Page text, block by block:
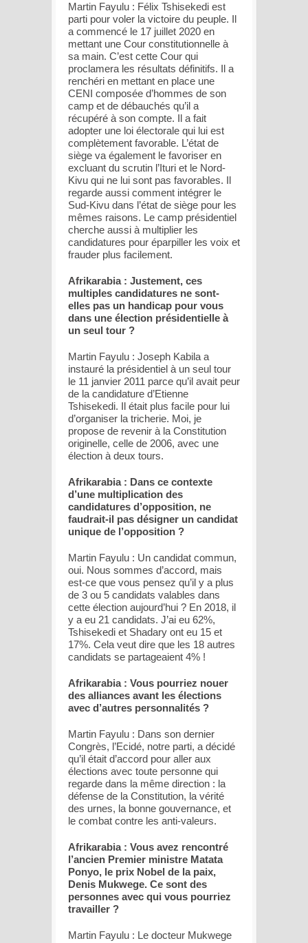
Martin Fayulu : Félix Tshisekedi est
parti pour voler la victoire du peuple. Il
a commencé le 17 juillet 2020 en
mettant une Cour constitutionnelle à
sa main. C’est cette Cour qui
proclamera les résultats définitifs. Il a
renchéri en mettant en place une
CENI composée d’hommes de son
camp et de débauchés qu’il a
récupéré à son compte. Il a fait
adopter une loi électorale qui lui est
complètement favorable. L’état de
siège va également le favoriser en
excluant du scrutin l’Ituri et le Nord-
Kivu qui ne lui sont pas favorables. Il
regarde aussi comment intégrer le
Sud-Kivu dans l’état de siège pour les
mêmes raisons. Le camp présidentiel
cherche aussi à multiplier les
candidatures pour éparpiller les voix et
frauder plus facilement.
Afrikarabia : Justement, ces
multiples candidatures ne sont-
elles pas un handicap pour vous
dans une élection présidentielle à
un seul tour ?
Martin Fayulu : Joseph Kabila a
instauré la présidentiel à un seul tour
le 11 janvier 2011 parce qu’il avait peur
de la candidature d’Etienne
Tshisekedi. Il était plus facile pour lui
d’organiser la tricherie. Moi, je
propose de revenir à la Constitution
originelle, celle de 2006, avec une
élection à deux tours.
Afrikarabia : Dans ce contexte
d’une multiplication des
candidatures d’opposition, ne
faudrait-il pas désigner un candidat
unique de l’opposition ?
Martin Fayulu : Un candidat commun,
oui. Nous sommes d’accord, mais
est-ce que vous pensez qu’il y a plus
de 3 ou 5 candidats valables dans
cette élection aujourd’hui ? En 2018, il
y a eu 21 candidats. J’ai eu 62%,
Tshisekedi et Shadary ont eu 15 et
17%. Cela veut dire que les 18 autres
candidats se partageaient 4% !
Afrikarabia : Vous pourriez nouer
des alliances avant les élections
avec d’autres personnalités ?
Martin Fayulu : Dans son dernier
Congrès, l’Ecidé, notre parti, a décidé
qu’il était d’accord pour aller aux
élections avec toute personne qui
regarde dans la même direction : la
défense de la Constitution, la vérité
des urnes, la bonne gouvernance, et
le combat contre les anti-valeurs.
Afrikarabia : Vous avez rencontré
l’ancien Premier ministre Matata
Ponyo, le prix Nobel de la paix,
Denis Mukwege. Ce sont des
personnes avec qui vous pourriez
travailler ?
Martin Fayulu : Le docteur Mukwege